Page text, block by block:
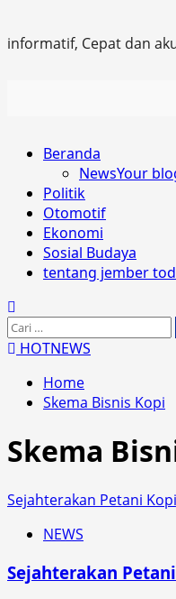
informatif, Cepat dan
PrimaryBeranda
NewsYour
Politik
Otomotif
Ekonomi
Sosial Budaya
tentang jember
Cari
untuk:
HOTNEWS
Home
Skema Bisnis Kopi
Skema
Sejahterakan Petani
NEWS
Sejahterakan